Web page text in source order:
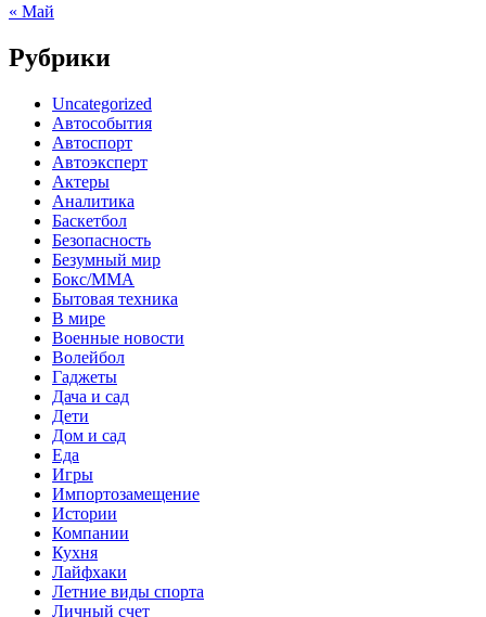
« Май
Рубрики
Uncategorized
Автособытия
Автоспорт
Автоэксперт
Актеры
Аналитика
Баскетбол
Безопасность
Безумный мир
Бокс/MMA
Бытовая техника
В мире
Военные новости
Волейбол
Гаджеты
Дача и сад
Дети
Дом и сад
Еда
Игры
Импортозамещение
Истории
Компании
Кухня
Лайфхаки
Летние виды спорта
Личный счет